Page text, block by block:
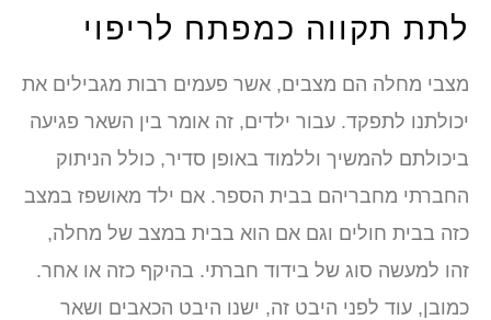
תקווה כמפתח לריפוי
מחלה הם מצבים, אשר פעמים רבות מגבילים את
לתפקד. עבור ילדים, זה אומר בין השאר פגיעה
להמשיך וללמוד באופן סדיר, כולל הניתוק
מחבריהם בבית הספר. אם ילד מאושפז במצב
בבית חולים וגם אם הוא בבית במצב של מחלה,
למעשה סוג של בידוד חברתי. בהיקף כזה או אחר.
עוד לפני היבט זה, ישנו היבט הכאבים ושאר